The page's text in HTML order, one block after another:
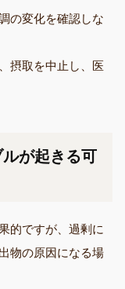
の変化を確認しな
摂取を中止し、医
が起きる可
的ですが、過剰に
物の原因になる場